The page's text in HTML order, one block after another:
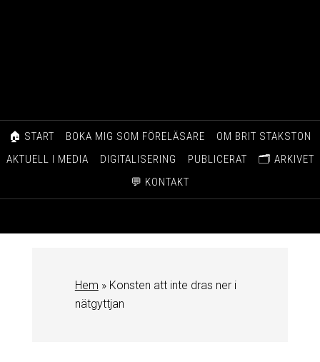
🏠 START BOKA MIG SOM FÖRELÄSARE
OM BRIT STAKSTON
AKTUELL I MEDIA
DIGITALISERING PUBLICERAT
🗂️ ARKIVET
💬 KONTAKT
Hem » Konsten att inte dras ner i
nätgyttjan